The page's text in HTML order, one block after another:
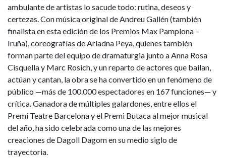
ambulante de artistas lo sacude todo: rutina, deseos y
certezas. Con música original de Andreu Gallén (también
finalista en esta edición de los Premios Max Pamplona –
Iruña), coreografías de Ariadna Peya, quienes también
forman parte del equipo de dramaturgia junto a Anna Rosa
Cisquella y Marc Rosich, y un reparto de actores que bailan,
actúan y cantan, la obra se ha convertido en un fenómeno de
público —más de 100.000 espectadores en 167 funciones— y
crítica. Ganadora de múltiples galardones, entre ellos el
Premi Teatre Barcelona y el Premi Butaca al mejor musical
del año, ha sido celebrada como una de las mejores
creaciones de Dagoll Dagom en su medio siglo de
trayectoria.